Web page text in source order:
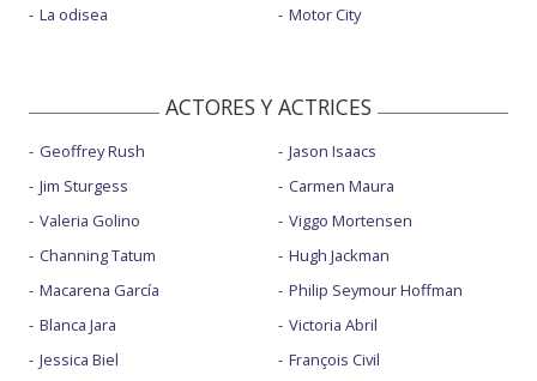
La odisea
Motor City
ACTORES Y ACTRICES
Geoffrey Rush
Jim Sturgess
Valeria Golino
Channing Tatum
Macarena García
Blanca Jara
Jessica Biel
Jason Isaacs
Carmen Maura
Viggo Mortensen
Hugh Jackman
Philip Seymour Hoffman
Victoria Abril
François Civil